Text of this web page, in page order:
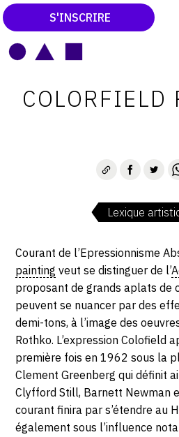
S'INSCRIRE
navigation
CATALOGUES
LES
ACTUALITÉS DU
LEXIQUE
CRÉER SON
ABONNEMENTS DÉDIÉS
CRÉER SON
Lexique
Courant de l’Epressionnisme
painting veut se distinguer de l’
proposant de grands aplats de
peuvent se nuancer par des
demi-tons, à l’image des
Rothko. L’expression Colofield
première fois en 1962 sous la
Clement Greenberg qui définit
Clyfford Still, Barnett Newman
courant finira par s’étendre au
également sous l’influence